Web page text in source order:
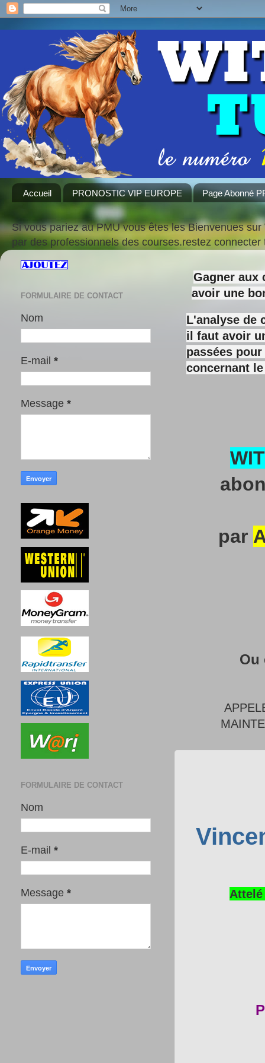
Accueil PRONOSTIC VIP EUROPE Page Abonné
Si vous pariez au PMU vous êtes les Bienvenues
par des professionnels des courses.restez
Gagner aux
avoir une
L'analyse de
il faut avoir
passées
concernant
par
Ou
Attelé
FORMULAIRE DE CONTACT
Nom
E-mail *
Message *
FORMULAIRE DE CONTACT
Nom
E-mail *
Message *